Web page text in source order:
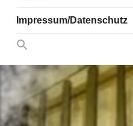
Impressum/Datenschutz
Search
for: